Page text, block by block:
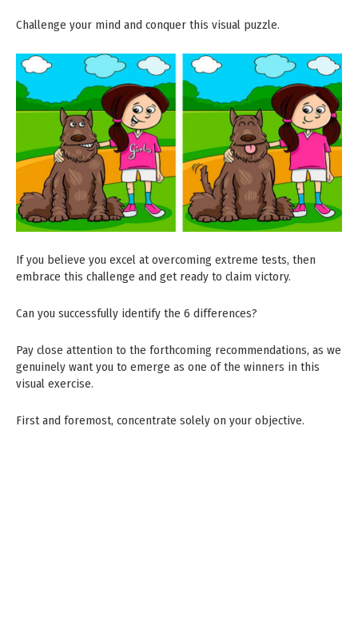
Challenge your mind and conquer this visual puzzle.
If you believe you excel at overcoming extreme tests, then
embrace this challenge and get ready to claim victory.
Can you successfully identify the 6 differences?
Pay close attention to the forthcoming recommendations, as we
genuinely want you to emerge as one of the winners in this
visual exercise.
First and foremost, concentrate solely on your objective.